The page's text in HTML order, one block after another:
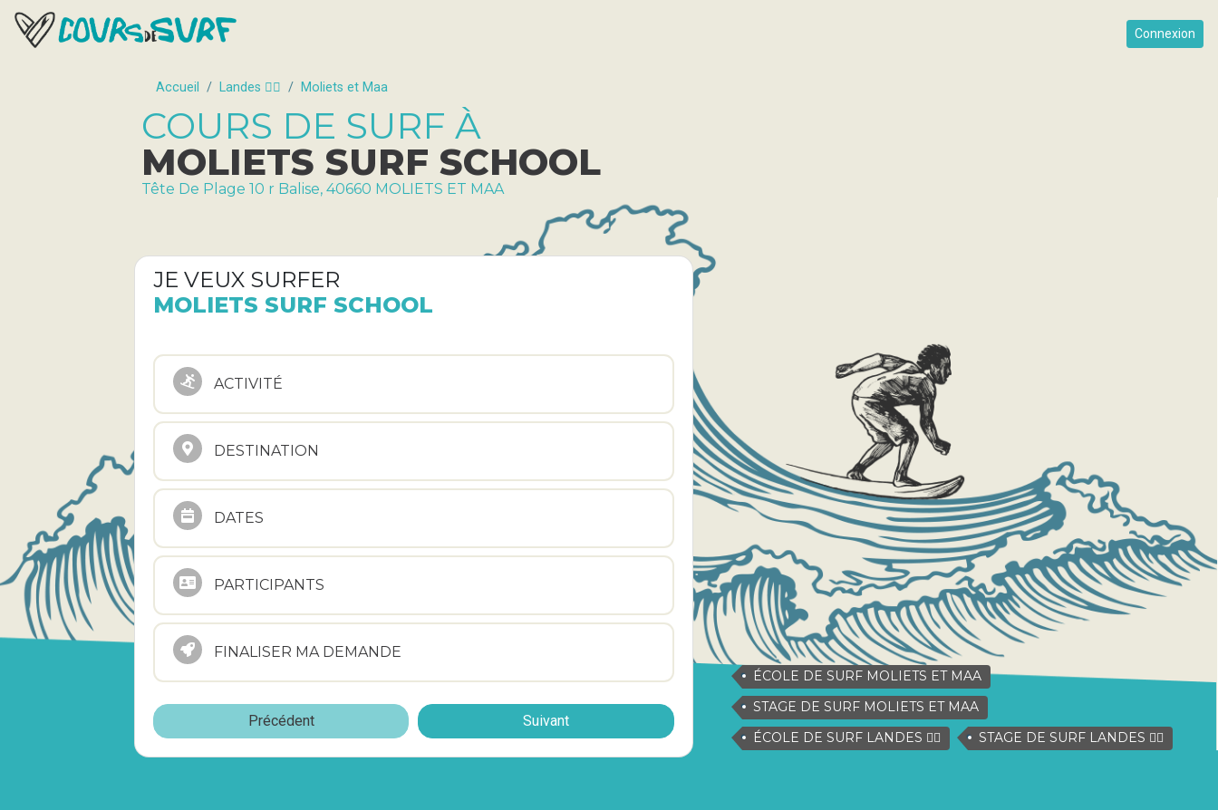
Connexion
Accueil Landes 🏄‍♂️ Moliets et Maa
COURS DE SURF À
MOLIETS SURF SCHOOL
Tête De Plage 10 r Balise, 40660 MOLIETS ET MAA
JE VEUX SURFER
MOLIETS SURF SCHOOL
ACTIVITÉ
DESTINATION
DATES
PARTICIPANTS
FINALISER MA DEMANDE
Précédent Suivant
ÉCOLE DE SURF MOLIETS ET MAA
STAGE DE SURF MOLIETS ET MAA
ÉCOLE DE SURF LANDES 🏄‍♂️
STAGE DE SURF LANDES 🏄‍♂️